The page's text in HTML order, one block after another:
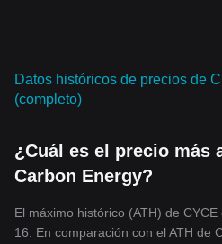
Datos históricos de precios de
(completo)
¿Cuál es el precio más
Carbon Energy?
El máximo histórico (ATH) de
16. En comparación con el ATH de